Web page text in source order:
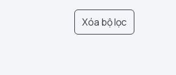
Xóa bộ lọc